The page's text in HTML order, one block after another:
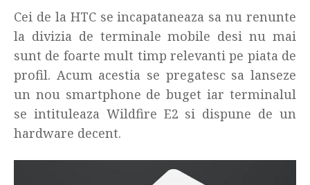
Cei de la HTC se incapataneaza sa nu renunte
la divizia de terminale mobile desi nu mai
sunt de foarte mult timp relevanti pe piata de
profil. Acum acestia se pregatesc sa lanseze
un nou smartphone de buget iar terminalul
se intituleaza Wildfire E2 si dispune de un
hardware decent.